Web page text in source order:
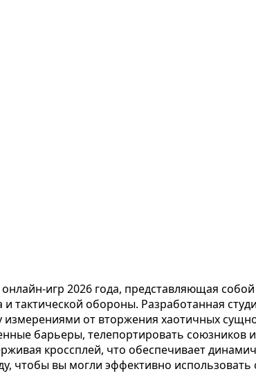
игр 2026 года, представляющая
и тактической обороны. Разработанная
от вторжения хаотичных
барьеры, телепортировать
кроссплей, что обеспечивает
чтобы вы могли эффективно